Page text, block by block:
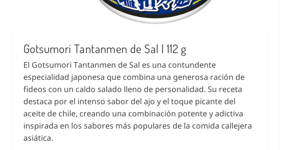
Gotsumori Tantanmen de Sal | 112 g
El Gotsumori Tantanmen de Sal es una contundente
especialidad japonesa que combina una generosa ración de
fideos con un caldo salado lleno de personalidad. Su receta
destaca por el intenso sabor del ajo y el toque picante del
aceite de chile, creando una combinación potente y adictiva
inspirada en los sabores más populares de la comida callejera
asiática.